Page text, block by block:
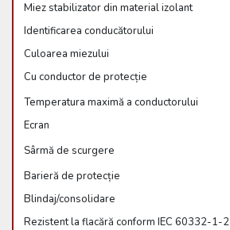
Miez stabilizator din material izolant
Identificarea conducătorului
Culoarea miezului
Cu conductor de protecție
Temperatura maximă a conductorului
Ecran
Sârmă de scurgere
Barieră de protecție
Blindaj/consolidare
Rezistent la flacără conform IEC 60332-1-2